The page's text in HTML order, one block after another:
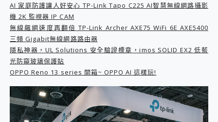
給 MSI Claw 系列電競掌機 最完美的家 MSI Nest Docking Station 掌機專屬擴充底座 開箱 評測
2億 APO蔡司長焦神機降臨~ vivo X200 Pro、vivo X200 就是這麼好拍
3 個超值 MHN 飛人工具分享~~ iToolab AnyGo 魔物獵人 Now飛人 ios教學 不出門也可以到處走
小體積 40000mAh 超大容量 一次充5個設備 充好充滿 CUKTECH 酷態科 300W 微型充電站 開箱 評測
Xiaomi 14 Ultra 開箱 評測~ 有深度的 Leica 影像旗艦手機! 加碼小旗艦 Xiaomi 14 開箱 評測
AI 家庭防護讓人好安心 TP-Link Tapo C225 AI智慧無線網路攝影
機 2K 監視器 IP CAM
無線飆網速度再翻倍 TP-Link Archer AXE75 WiFi 6E AXE5400
三頻 Gigabit無線網路路由器
隱私神器，UL Solutions 安全驗證標章，imos SOLID EX2 低藍
光防窺玻璃保護貼
OPPO Reno 13 series 開箱~ OPPO AI 這樣玩!